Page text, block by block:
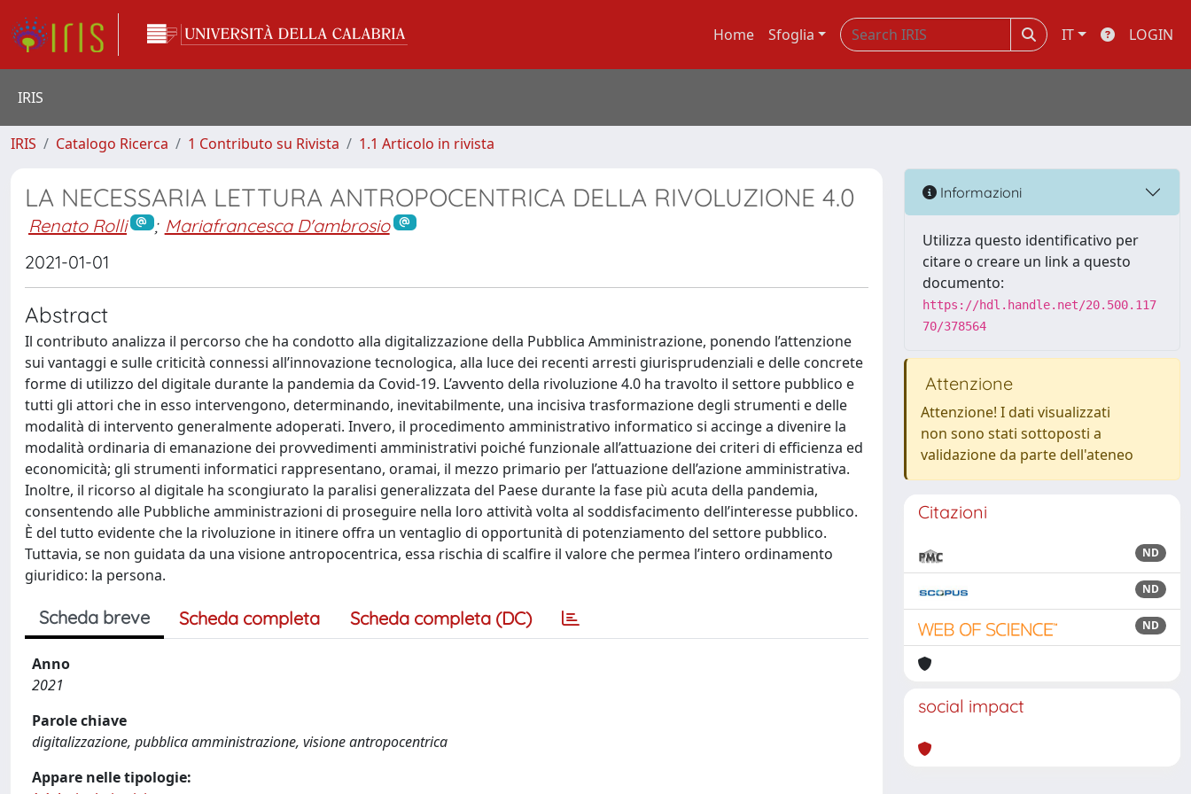
Home Sfoglia IT LOGIN
IRIS
IRIS Catalogo Ricerca 1 Contributo su Rivista 1.1 Articolo in rivista
LA NECESSARIA LETTURA ANTROPOCENTRICA DELLA RIVOLUZIONE 4.0
Renato Rolli ; Mariafrancesca D'ambrosio
2021-01-01
Abstract
Il contributo analizza il percorso che ha condotto alla digitalizzazione della Pubblica Amministrazione, ponendo l’attenzione
sui vantaggi e sulle criticità connessi all’innovazione tecnologica, alla luce dei recenti arresti giurisprudenziali e delle concrete
forme di utilizzo del digitale durante la pandemia da Covid-19. L’avvento della rivoluzione 4.0 ha travolto il settore pubblico e
tutti gli attori che in esso intervengono, determinando, inevitabilmente, una incisiva trasformazione degli strumenti e delle
modalità di intervento generalmente adoperati. Invero, il procedimento amministrativo informatico si accinge a divenire la
modalità ordinaria di emanazione dei provvedimenti amministrativi poiché funzionale all’attuazione dei criteri di efficienza ed
economicità; gli strumenti informatici rappresentano, oramai, il mezzo primario per l’attuazione dell’azione amministrativa.
Inoltre, il ricorso al digitale ha scongiurato la paralisi generalizzata del Paese durante la fase più acuta della pandemia,
consentendo alle Pubbliche amministrazioni di proseguire nella loro attività volta al soddisfacimento dell’interesse pubblico.
È del tutto evidente che la rivoluzione in itinere offra un ventaglio di opportunità di potenziamento del settore pubblico.
Tuttavia, se non guidata da una visione antropocentrica, essa rischia di scalfire il valore che permea l’intero ordinamento
giuridico: la persona.
Scheda breve Scheda completa Scheda completa (DC)
Anno
2021
Parole chiave
digitalizzazione, pubblica amministrazione, visione antropocentrica
Appare nelle tipologie:
Informazioni
Utilizza questo identificativo per
citare o creare un link a questo
documento:
https://hdl.handle.net/20.500.117
70/378564
Attenzione
Attenzione! I dati visualizzati
non sono stati sottoposti a
validazione da parte dell'ateneo
Citazioni
ND
ND
ND
social impact